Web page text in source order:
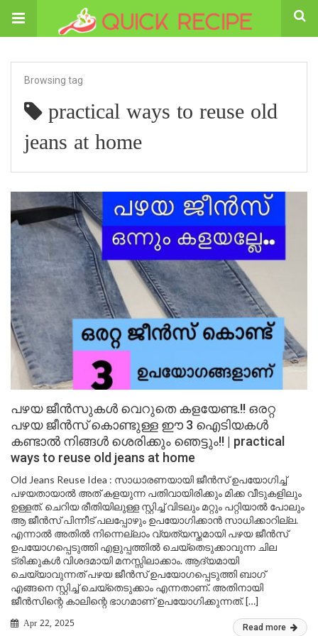
Browsing tag
practical ways to reuse old
jeans at home
പഴയ ജീൻസുകൾ വെറുതെ കളയേണ്ട.!! ഒരറ്റ
പഴയ ജീൻസ് കൊണ്ടുള്ള ഈ 3 ഐടിയകൾ
കണ്ടാൽ നിങ്ങൾ ശെരിക്കും ഞെട്ടും!! | practical
ways to reuse old jeans at home
Old Jeans Reuse Idea : സാധാരണയായി ജീൻസ് ഉപയോഗിച്ച്
പഴയതായാൽ അത് കളയുന്ന പതിവായിരിക്കും മിക്ക വീടുകളിലും
ഉള്ളത്. ചെറിയ രീതിയിലുള്ള സ്റ്റിച്ച് വിടലും മറ്റും പറ്റിയാൽ പോലും
ആ ജീൻസ് പിന്നീട് പലപ്പോഴും ഉപയോഗിക്കാൻ സാധിക്കാറില്ല.
എന്നാൽ അതിൽ നിന്നെല്ലാം വ്യത്യസ്തമായി പഴയ ജീൻസ്
ഉപയോഗപ്പെടുത്തി എളുപ്പത്തിൽ ചെയ്തെടുക്കാവുന്ന ചില
ട്രിക്കുകൾ വിശദമായി മനസ്സിലാക്കാം. ആദ്യമായി
ചെയ്യാവുന്നത് പഴയ ജീൻസ് ഉപയോഗപ്പെടുത്തി ബാഗ്
എങ്ങനെ സ്റ്റിച്ച് ചെയ്തെടുക്കാം എന്നതാണ്. അതിനായി
ജീൻസിന്റെ കാലിന്റെ ഭാഗമാണ് ഉപയോഗിക്കുന്നത്. […]
Apr 22, 2025 Read more